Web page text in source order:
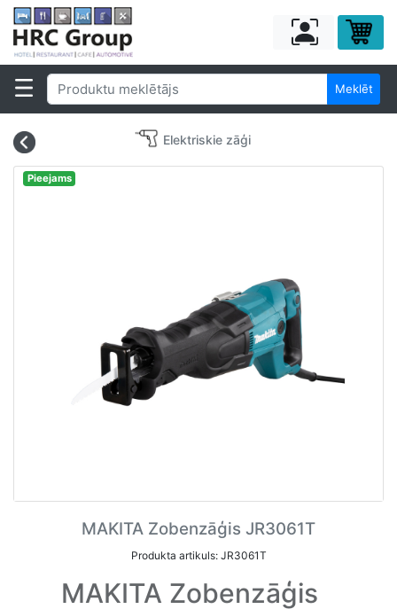
Meklēt
Elektriskie zāģi
Pieejams
MAKITA Zobenzāģis JR3061T
Produkta artikuls: JR3061T
MAKITA Zobenzāģis